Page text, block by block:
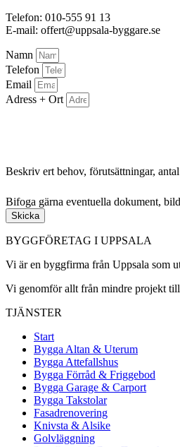
Telefon: 010-555 91 13
E-mail: offert@uppsala-byggare.se
Namn
Telefon
Email
Adress + Ort
Beskriv ert behov, förutsättningar,
Bifoga gärna eventuella dokument,
Skicka
BYGGFÖRETAG I UPPSALA
Vi är en byggfirma från Uppsala som
Vi genomför allt från mindre projekt
TJÄNSTER
Start
Bygga Altan & Uterum
Bygga Attefallshus
Bygga Förråd & Friggebod
Bygga Garage & Carport
Bygga Takstolar
Fasadrenovering
Knivsta & Alsike
Golvläggning